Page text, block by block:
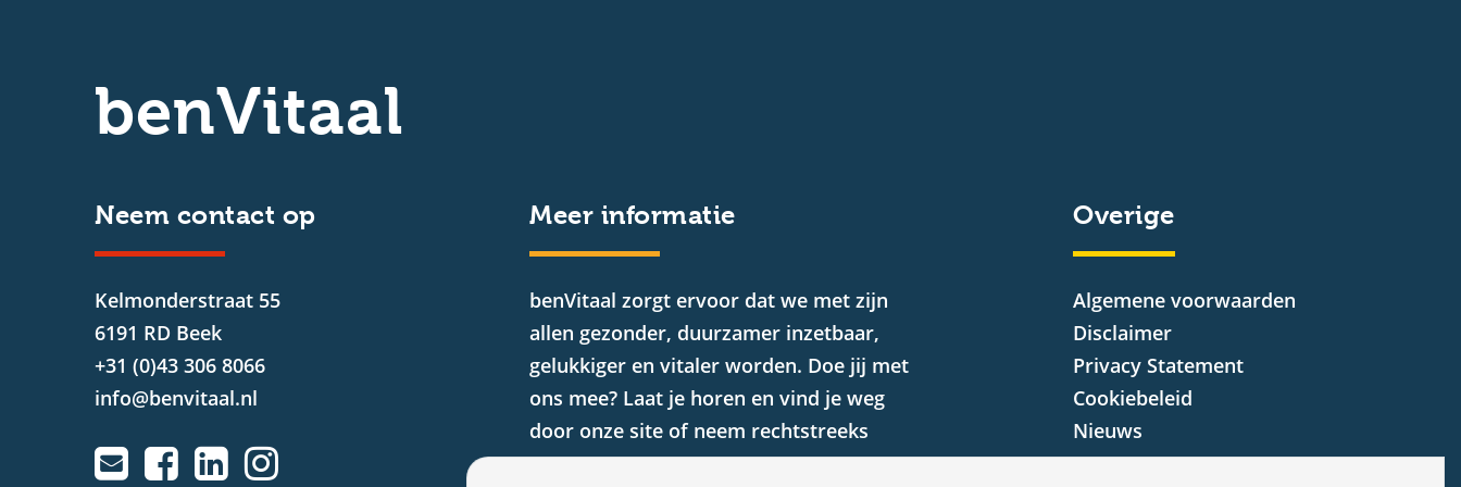
benVitaal
Neem contact op
Kelmonderstraat 55
6191 RD Beek
+31 (0)43 306 8066
info@benvitaal.nl
Meer informatie
benVitaal zorgt ervoor dat we met zijn
allen gezonder, duurzamer inzetbaar,
gelukkiger en vitaler worden. Doe jij met
ons mee? Laat je horen en vind je weg
door onze site of neem rechtstreeks
contact met ons op.
Overige
Algemene voorwaarden
Disclaimer
Privacy Statement
Cookiebeleid
Nieuws
Vacatures